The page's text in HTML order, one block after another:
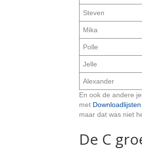
Steven
Mika
Polle
Jelle
Alexander
En ook de andere
met
maar dat was niet
De C